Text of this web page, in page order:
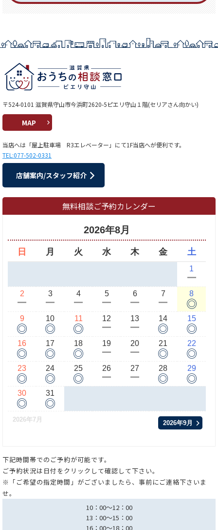
〒524-0101 滋賀県守山市今浜町2620-5ピエリ守山１階(セリアさん向かい)
MAP
当店へは「屋上駐車場 R3エレベーター」にて1F当店へが便利です。
TEL:077-502-0331
店舗案内/スタッフ紹介
無料相談ご予約カレンダー
2026年8月
日 月 火 水 木 金 土
1
ー
2
ー
3
ー
4
ー
5
ー
6
ー
7
ー
8
◎
9
◎
10
◎
11
◎
12
ー
13
ー
14
◎
15
◎
16
◎
17
◎
18
◎
19
ー
20
ー
21
◎
22
◎
23
◎
24
◎
25
◎
26
ー
27
ー
28
◎
29
◎
30
◎
31
◎
2026年7月 2026年9月
下記時間帯でのご予約が可能です。
ご予約状況は日付をクリックして確認して下さい。
※「ご希望の指定時間」がございましたら、事前にご連絡下さいま
せ。
10：00～12：00
13：00～15：00
16：00～18：00